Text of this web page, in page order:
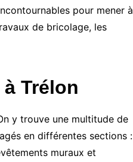
pour mener à
de bricolage, les
Trélon
y trouve une multitude de
en différentes sections :
muraux et